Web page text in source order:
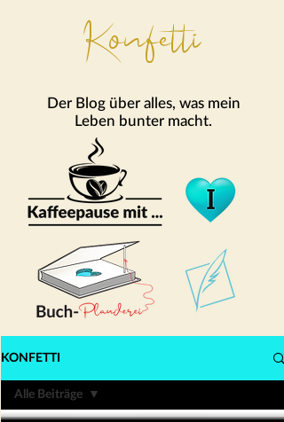
Konfetti
Der Blog über alles, was mein
Leben bunter macht.
KONFETTI
Alle Beiträge